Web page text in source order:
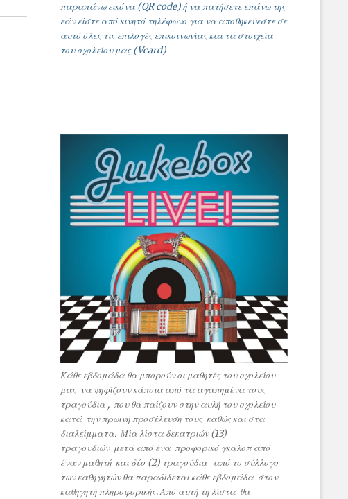
παραπάνω εικόνα (QR code) ή να πατήσετε επάνω της
εάν είστε από κινητό τηλέφωνο για να αποθηκεύεστε σε
αυτό όλες τις επιλογές επικοινωνίας και τα στοιχεία
του σχολείου μας (Vcard)
Κάθε εβδομάδα θα μπορούν οι μαθητές του σχολείου
μας να ψηφίζουν κάποια από τα αγαπημένα τους
τραγούδια , που θα παίζουν στην αυλή του σχολείου
κατά την πρωινή προσέλευση τους καθώς και στα
διαλείμματα. Μία λίστα δεκατριών (13)
τραγουδιών μετά από ένα προφορικό γκάλοπ από
έναν μαθητή και δύο (2) τραγούδια από το σύλλογο
των καθηγητών θα παραδίδεται κάθε εβδομάδα στον
καθηγητή πληροφορικής. Από αυτή τη λίστα θα